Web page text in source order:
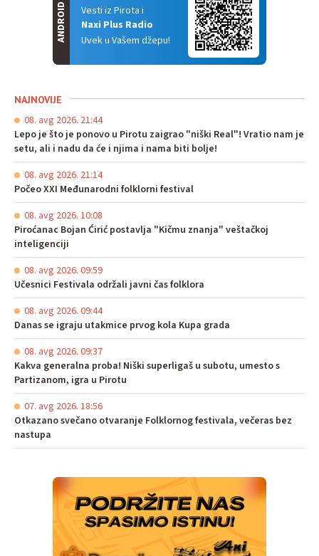
Vesti iz Pirota i
Naxi Plus Radio
Uvek u Vašem džepu!
ANDROID
NAJNOVIJE
08. avg 2026. 21:44
Lepo je što je ponovo u Pirotu zaigrao "niški Real"! Vratio nam je
setu, ali i nadu da će i njima i nama biti bolje!
08. avg 2026. 21:14
Počeo XXI Međunarodni folklorni festival
08. avg 2026. 10:08
Piroćanac Bojan Ćirić postavlja "Kičmu znanja" veštačkoj
inteligenciji
08. avg 2026. 09:59
Učesnici Festivala održali javni čas folklora
08. avg 2026. 09:44
Danas se igraju utakmice prvog kola Kupa grada
08. avg 2026. 09:37
Kakva generalna proba! Niški superligaš u subotu, umesto s
Partizanom, igra u Pirotu
07. avg 2026. 18:56
Otkazano svečano otvaranje Folklornog festivala, večeras bez
nastupa